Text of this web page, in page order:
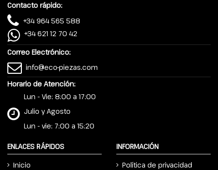
Contacto rápido:
+34 964 565 588
+34 621 12 70 42
Correo Electrónico:
info@eco-piezas.com
Horario de Atención:
Lun - Vie: 8:00 a 17:00
Julio y Agosto
Lun - vie: 7:00 a 15:20
ENLACES RÁPIDOS
Inicio
INFORMACIÓN
Política de privacidad